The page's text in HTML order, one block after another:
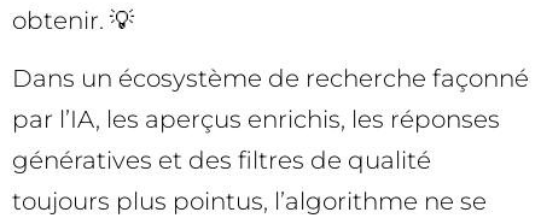
obtenir. 💡
Dans un écosystème de recherche façonné
par l’IA, les aperçus enrichis, les réponses
génératives et des filtres de qualité
toujours plus pointus, l’algorithme ne se